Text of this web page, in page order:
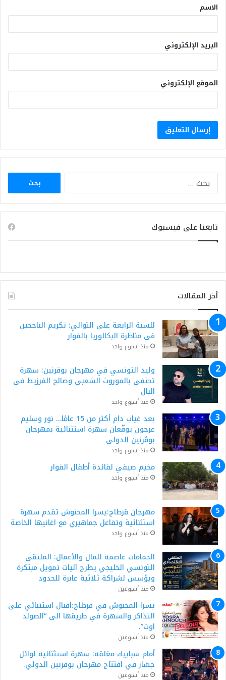
الاسم
البريد الإلكتروني
الموقع الإلكتروني
البحث
تابعنا على فيسبوك
أخر المقالات
للسنة الرابعة على التوالي: تكريم الناجحين
في مناظرة البكالوريا بالفوار
منذ أسبوع واحد
وليد التونسي في مهرجان بوقرنين: سهرة
تحتفي بالموروث الشعبي وصالح الفرزيط في
البال
منذ أسبوع واحد
بعد غياب دام أكثر من 15 عامًا… نور وسليم
عرجون يوقّعان سهرة استثنائية بمهرجان
بوڨرنين الدولي
منذ أسبوع واحد
مخيم صيفي لفائدة أطفال الفوار
منذ أسبوع واحد
مهرجان قرطاج:يسرا المحنوش تقدم سهرة
استثنائية وتفاعل جماهيري مع اغانيها الخاصة
منذ أسبوع واحد
الحمامات عاصمة للمال والأعمال: الملتقى
التونسي الخليجي يطرح آليات تمويل مبتكرة
ويؤسس لشراكة ثلاثية عابرة للحدود
منذ أسبوعين
يسرا المحنوش في قرطاج:اقبال استثنائي على
التذاكر والسهرة في طريقها الى “الصولد
اوت”.
منذ أسبوعين
أمام شبابيك مغلقة: سهرة استثنائية لوائل
جسّار في افتتاح مهرجان بوقرنين الدولي.
منذ أسبوعين